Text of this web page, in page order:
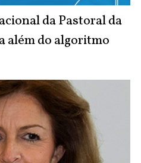
da Pastoral da
além do algoritmo